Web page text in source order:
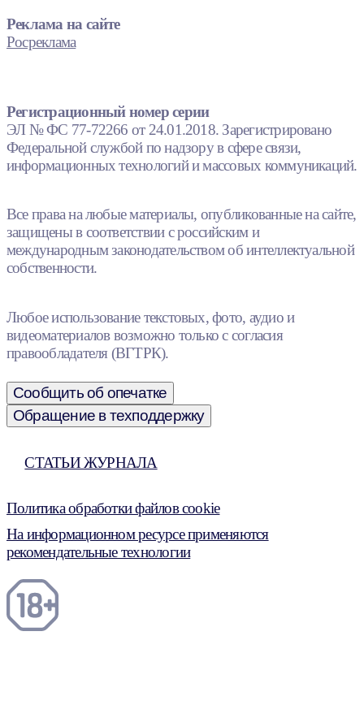
Реклама на сайте
Росреклама
Регистрационный номер серии
ЭЛ № ФС 77-72266 от 24.01.2018. Зарегистрировано
Федеральной службой по надзору в сфере связи,
информационных технологий и массовых коммуникаций.
Все права на любые материалы, опубликованные на сайте,
защищены в соответствии с российским и
международным законодательством об интеллектуальной
собственности.
Любое использование текстовых, фото, аудио и
видеоматериалов возможно только с согласия
правообладателя (ВГТРК).
Сообщить об опечатке
Обращение в техподдержку
СТАТЬИ ЖУРНАЛА
Политика обработки файлов cookie
На информационном ресурсе применяются
рекомендательные технологии